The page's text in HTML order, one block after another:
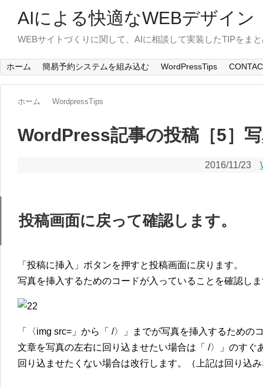
AIによる快適なWEBデザイン
WEBサイトづくりに関して、AIに相談して実装したTIPをま
ホーム 簡易予約システムを組み込む WordPressTips
ホーム WordpressTips
WordPress記事の投稿［5］
2016/11/23
投稿画面に戻って確認します。
「投稿に挿入」ボタンを押すと投稿画面に戻ります。
写真を挿入するためのコードが入っていることを確認し
「〈img src=」から「 /〉」までが写真を挿入するための
文章を写真の左右に回り込ませたい場合は「 /〉」のすぐ
回り込ませたくない場合は改行します。（上記は回り込